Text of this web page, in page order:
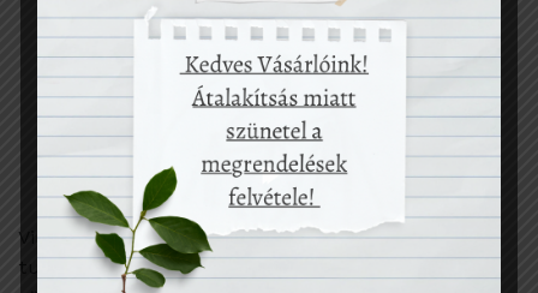
Villával megszurkáljuk a tetejét, hogy a gőz távozni
tudjon.
175-180 fokra előmelegített (alsó-felső)